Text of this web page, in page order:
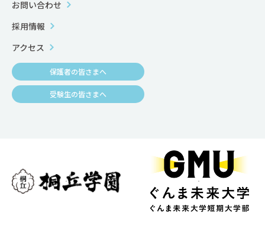
お問い合わせ
採用情報
アクセス
保護者の皆さまへ
受験生の皆さまへ